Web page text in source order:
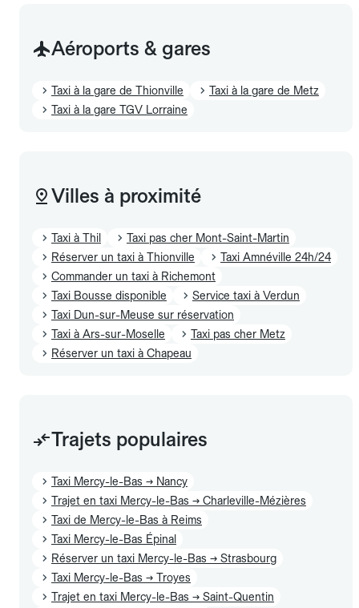
Aéroports & gares
Taxi à la gare de Thionville
Taxi à la gare de Metz
Taxi à la gare TGV Lorraine
Villes à proximité
Taxi à Thil
Taxi pas cher Mont-Saint-Martin
Réserver un taxi à Thionville
Taxi Amnéville 24h/24
Commander un taxi à Richemont
Taxi Bousse disponible
Service taxi à Verdun
Taxi Dun-sur-Meuse sur réservation
Taxi à Ars-sur-Moselle
Taxi pas cher Metz
Réserver un taxi à Chapeau
Trajets populaires
Taxi Mercy-le-Bas → Nancy
Trajet en taxi Mercy-le-Bas → Charleville-Mézières
Taxi de Mercy-le-Bas à Reims
Taxi Mercy-le-Bas Épinal
Réserver un taxi Mercy-le-Bas → Strasbourg
Taxi Mercy-le-Bas → Troyes
Trajet en taxi Mercy-le-Bas → Saint-Quentin